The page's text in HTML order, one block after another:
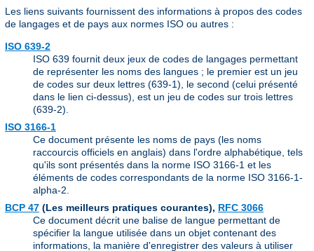
Les liens suivants fournissent des informations à propos des codes
de langages et de pays aux normes ISO ou autres :
ISO 639-2
ISO 639 fournit deux jeux de codes de langages permettant
de représenter les noms des langues ; le premier est un jeu
de codes sur deux lettres (639-1), le second (celui présenté
dans le lien ci-dessus), est un jeu de codes sur trois lettres
(639-2).
ISO 3166-1
Ce document présente les noms de pays (les noms
raccourcis officiels en anglais) dans l'ordre alphabétique, tels
qu'ils sont présentés dans la norme ISO 3166-1 et les
éléments de codes correspondants de la norme ISO 3166-1-
alpha-2.
BCP 47 (Les meilleurs pratiques courantes), RFC 3066
Ce document décrit une balise de langue permettant de
spécifier la langue utilisée dans un objet contenant des
informations, la manière d'enregistrer des valeurs à utiliser